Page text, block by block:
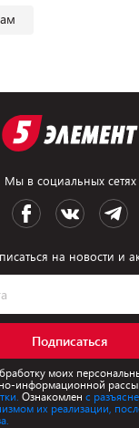
Мы в социальных сетях
на новости и
Подписаться
моих
информационной
Ознакомлен с
их реализации,